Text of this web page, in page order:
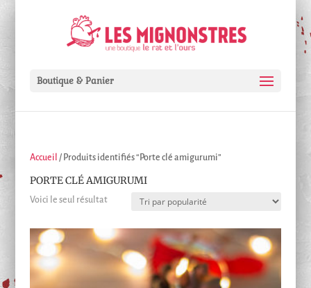
Boutique & Panier
Accueil / Produits identifiés “Porte clé amigurumi”
PORTE CLÉ AMIGURUMI
Voici le seul résultat